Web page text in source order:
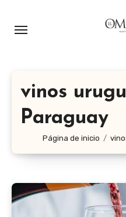
vinos
Paraguay
Página de inicio